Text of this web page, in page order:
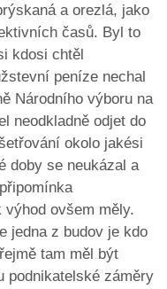
a orezlá, jako
časů. Byl to
kdosi chtěl
peníze nechal
Národního výboru na
neodkladně odjet do
okolo jakési
doby se neukázal a
výhod ovšem měly.
jedna z budov je kdo
tam měl být
podnikatelské záměry